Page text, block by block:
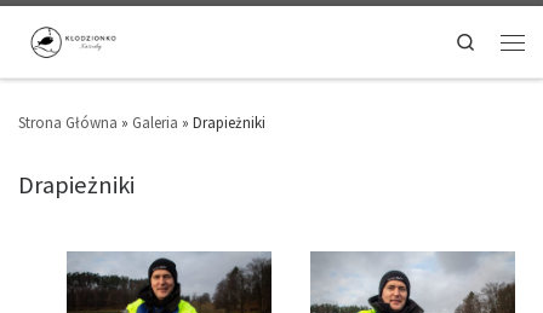
Search
Strona Główna » Galeria » Drapieżniki
Drapieżniki